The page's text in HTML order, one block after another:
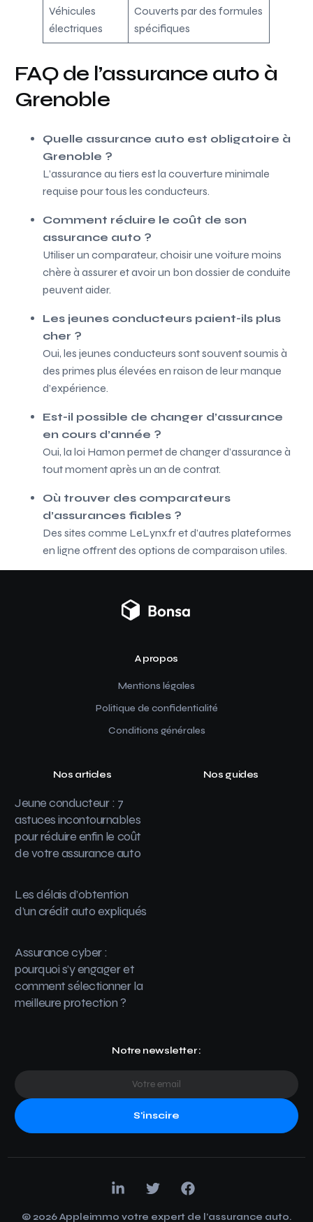
Véhicules
électriques
Couverts par des formules
spécifiques
FAQ de l’assurance auto à
Grenoble
Quelle assurance auto est obligatoire à
Grenoble ?
L’assurance au tiers est la couverture minimale
requise pour tous les conducteurs.
Comment réduire le coût de son
assurance auto ?
Utiliser un comparateur, choisir une voiture moins
chère à assurer et avoir un bon dossier de conduite
peuvent aider.
Les jeunes conducteurs paient-ils plus
cher ?
Oui, les jeunes conducteurs sont souvent soumis à
des primes plus élevées en raison de leur manque
d’expérience.
Est-il possible de changer d’assurance
en cours d’année ?
Oui, la loi Hamon permet de changer d’assurance à
tout moment après un an de contrat.
Où trouver des comparateurs
d’assurances fiables ?
Des sites comme LeLynx.fr et d’autres plateformes
en ligne offrent des options de comparaison utiles.
A propos
Mentions légales
Politique de confidentialité
Conditions générales
Nos articles
Jeune conducteur : 7
astuces incontournables
pour réduire enfin le coût
de votre assurance auto
Les délais d’obtention
d’un crédit auto expliqués
Assurance cyber :
pourquoi s’y engager et
comment sélectionner la
meilleure protection ?
Nos guides
Notre newsletter :
S'inscire
© 2026 Appleimmo votre expert de l’assurance auto.